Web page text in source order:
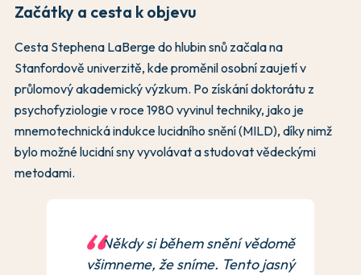
Začátky a cesta k objevu
Cesta Stephena LaBerge do hlubin snů začala na
Stanfordově univerzitě, kde proměnil osobní zaujetí v
průlomový akademický výzkum. Po získání doktorátu z
psychofyziologie v roce 1980 vyvinul techniky, jako je
mnemotechnická indukce lucidního snění (MILD), díky nimž
bylo možné lucidní sny vyvolávat a studovat vědeckými
metodami.
Někdy si během snění vědomě
všimneme, že sníme. Tento jasný